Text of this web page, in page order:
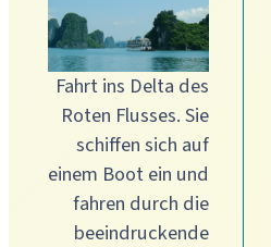
Fahrt ins Delta des
Roten Flusses. Sie
schiffen sich auf
einem Boot ein und
fahren durch die
beeindruckende